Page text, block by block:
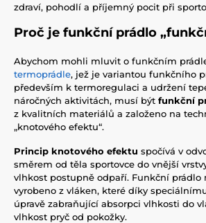
zdraví, pohodlí a příjemný pocit při
Proč je funkční prádlo
Abychom mohli mluvit o funkčním
termoprádle, jež je variantou funkčního
především k termoregulaci a udržení
náročných aktivitách, musí být funkční
z kvalitních materiálů a založeno na
„knotového efektu“.
Princip knotového efektu spočívá v
směrem od těla sportovce do vnější
vlhkost postupně odpaří. Funkční prádlo
vyrobeno z vláken, které díky
úpravě zabraňující absorpci vlhkosti do
vlhkost pryč od pokožky.